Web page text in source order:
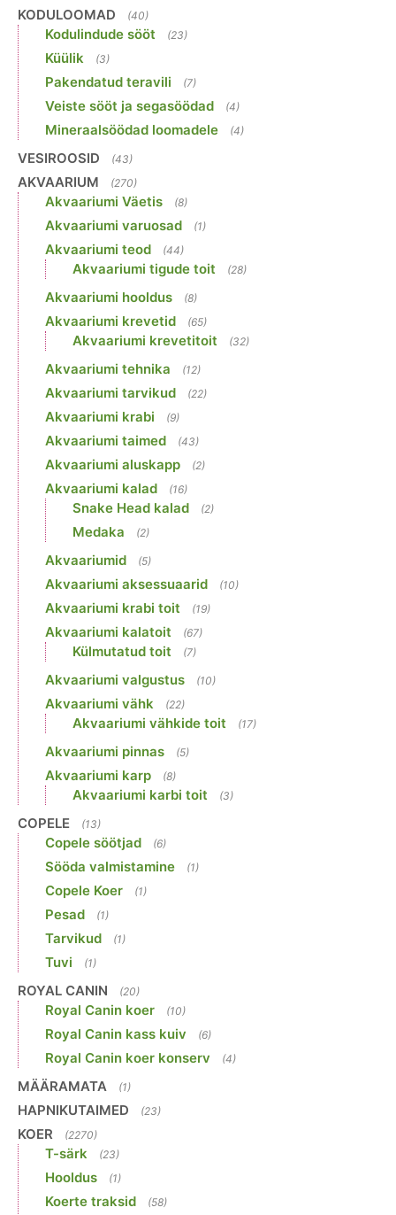
KODULOOMAD (40)
Kodulindude sööt (23)
Küülik (3)
Pakendatud teravili (7)
Veiste sööt ja segasöödad (4)
Mineraalsöödad loomadele (4)
VESIROOSID (43)
AKVAARIUM (270)
Akvaariumi Väetis (8)
Akvaariumi varuosad (1)
Akvaariumi teod (44)
Akvaariumi tigude toit (28)
Akvaariumi hooldus (8)
Akvaariumi krevetid (65)
Akvaariumi krevetitoit (32)
Akvaariumi tehnika (12)
Akvaariumi tarvikud (22)
Akvaariumi krabi (9)
Akvaariumi taimed (43)
Akvaariumi aluskapp (2)
Akvaariumi kalad (16)
Snake Head kalad (2)
Medaka (2)
Akvaariumid (5)
Akvaariumi aksessuaarid (10)
Akvaariumi krabi toit (19)
Akvaariumi kalatoit (67)
Külmutatud toit (7)
Akvaariumi valgustus (10)
Akvaariumi vähk (22)
Akvaariumi vähkide toit (17)
Akvaariumi pinnas (5)
Akvaariumi karp (8)
Akvaariumi karbi toit (3)
COPELE (13)
Copele söötjad (6)
Sööda valmistamine (1)
Copele Koer (1)
Pesad (1)
Tarvikud (1)
Tuvi (1)
ROYAL CANIN (20)
Royal Canin koer (10)
Royal Canin kass kuiv (6)
Royal Canin koer konserv (4)
MÄÄRAMATA (1)
HAPNIKUTAIMED (23)
KOER (2270)
T-särk (23)
Hooldus (1)
Koerte traksid (58)